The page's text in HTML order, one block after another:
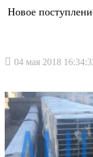
Новое
04 мая 2018